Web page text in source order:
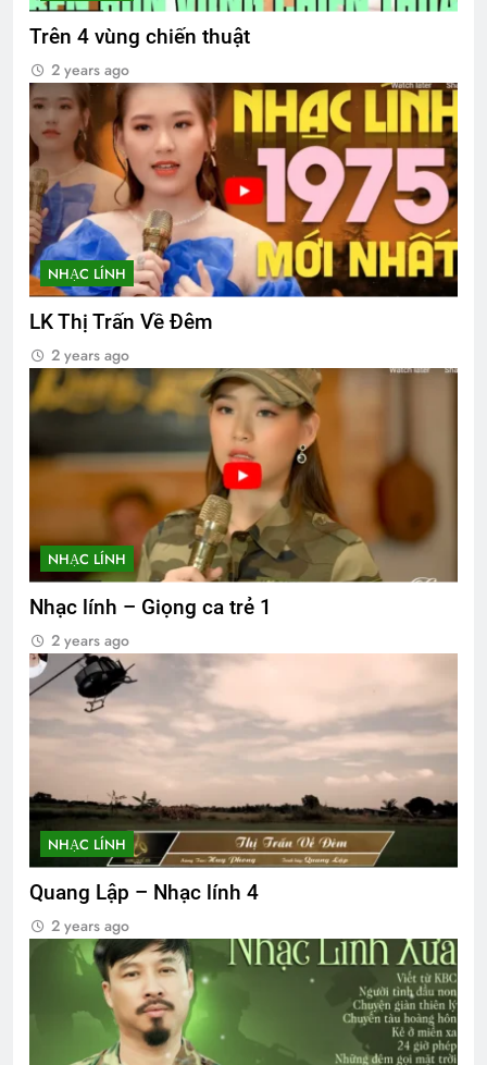
Trên 4 vùng chiến thuật
2 years ago
NHẠC LÍNH
LK Thị Trấn Về Đêm
2 years ago
NHẠC LÍNH
Nhạc lính – Giọng ca trẻ 1
2 years ago
NHẠC LÍNH
Quang Lập – Nhạc lính 4
2 years ago